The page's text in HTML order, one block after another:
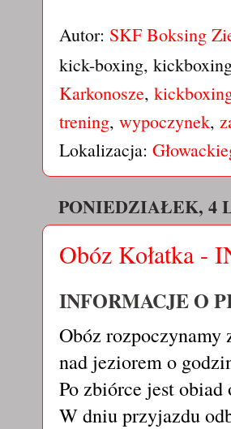
Autor: SKF Boksing
kick-boxing,
Karkonosze,
trening, wypoczynek,
Lokalizacja:
PONIEDZIAŁEK, 4
Obóz Kołatka -
INFORMACJE O
Obóz rozpoczynamy
nad jeziorem o
Po zbiórce jest obiad
W dniu przyjazdu